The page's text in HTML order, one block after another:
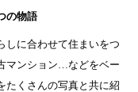
の物語
しに合わせて住まいをつ
マンション…などをベー
たくさんの写真と共に紹